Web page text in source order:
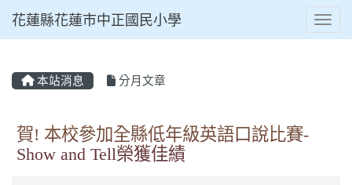
花蓮縣花蓮市中正國民小學
本站消息 分月文章
賀! 本校參加全縣低年級英語口說比賽-
Show and Tell榮獲佳績